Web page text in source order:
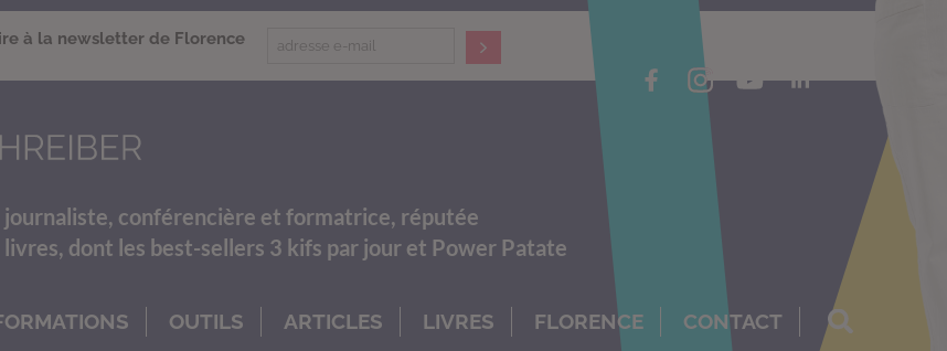
à la newsletter de Florence
journaliste, conférencière et formatrice, réputée
dont les best-sellers 3 kifs par jour et Power Patate
OUTILS ARTICLES LIVRES FLORENCE CONTACT